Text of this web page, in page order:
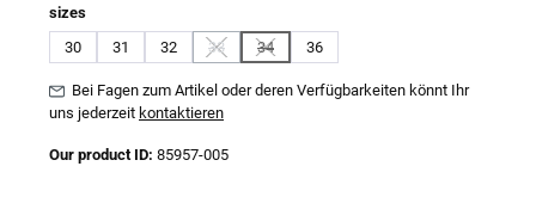
sizesauswählen
30
31 32 33
(Diese Option ist zurzeit nicht verfügbar.)
34
(Diese Option ist zurzeit nicht verfügbar.)
36
Bei Fagen zum Artikel oder deren Verfügbarkeiten könnt Ihr
uns jederzeit kontaktieren
Our product ID: 85957-005